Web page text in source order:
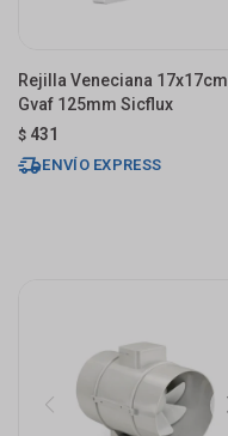
Rejilla Veneciana 17x17cm
Gvaf 125mm Sicflux
$ 431
ENVÍO EXPRESS